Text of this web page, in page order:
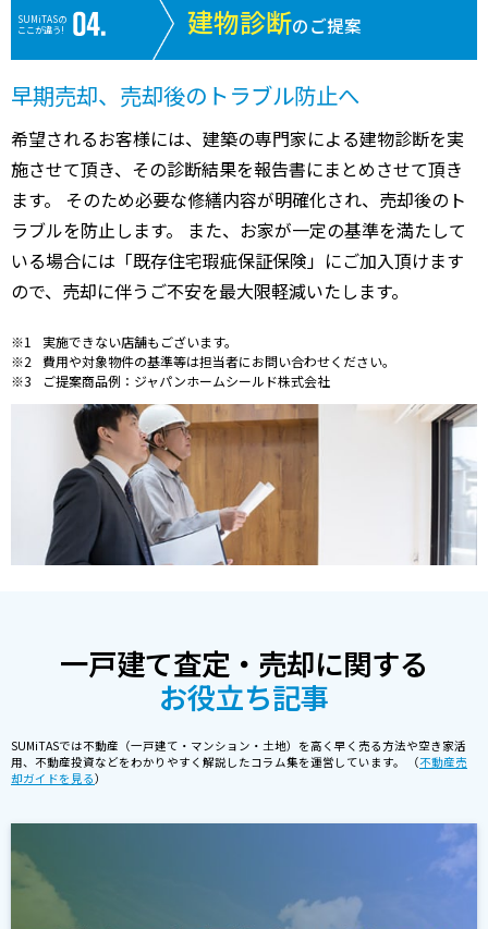
SUMiTASの
ここが違う!
建物診断のご提案
早期売却、売却後のトラブル防止へ
希望されるお客様には、建築の専門家による建物診断を実
施させて頂き、その診断結果を報告書にまとめさせて頂き
ます。 そのため必要な修繕内容が明確化され、売却後のト
ラブルを防止します。 また、お家が一定の基準を満たして
いる場合には「既存住宅瑕疵保証保険」にご加入頂けます
ので、売却に伴うご不安を最大限軽減いたします。
実施できない店舗もございます。
費用や対象物件の基準等は担当者にお問い合わせください。
ご提案商品例：ジャパンホームシールド株式会社
一戸建て査定・売却に関する
お役立ち記事
SUMiTASでは不動産（一戸建て・マンション・土地）を高く早く売る方法や空き家活
用、不動産投資などをわかりやすく解説したコラム集を運営しています。 （不動産売
却ガイドを見る）